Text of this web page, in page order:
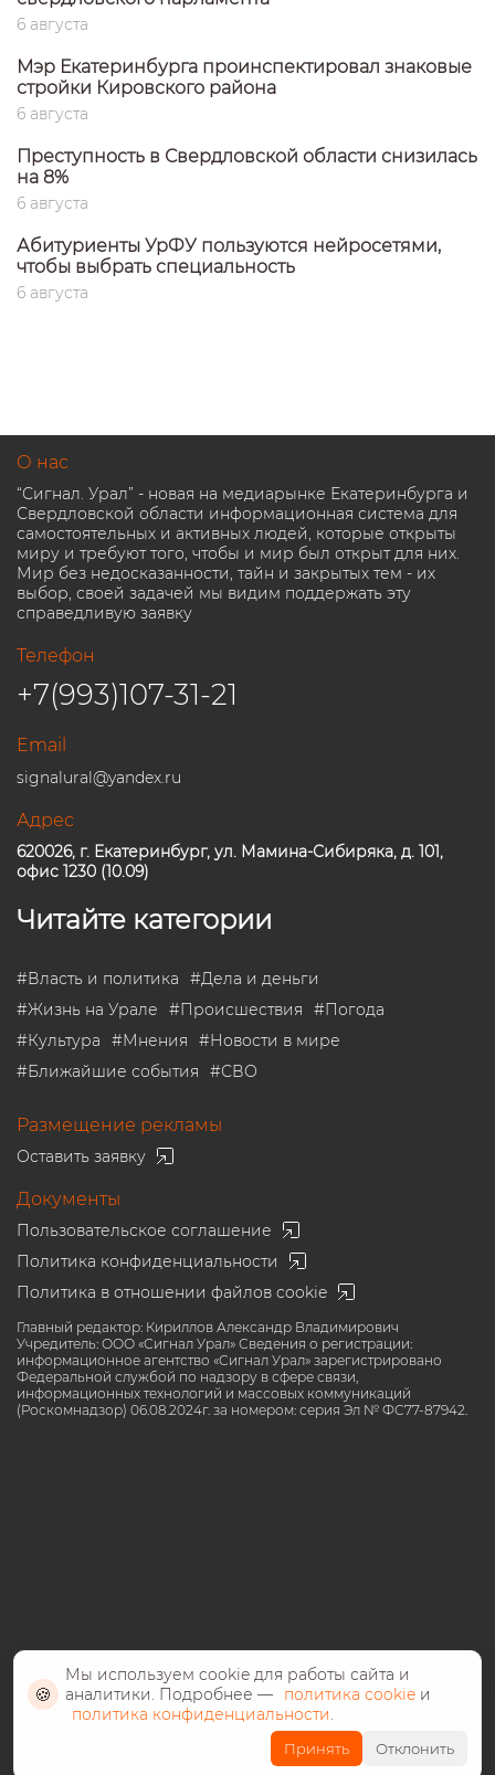
6 августа
Мэр Екатеринбурга проинспектировал знаковые
стройки Кировского района
6 августа
Преступность в Свердловской области снизилась
на 8%
6 августа
Абитуриенты УрФУ пользуются нейросетями,
чтобы выбрать специальность
6 августа
О нас
“Сигнал. Урал” - новая на медиарынке Екатеринбурга и
Свердловской области информационная система для
самостоятельных и активных людей, которые открыты
миру и требуют того, чтобы и мир был открыт для них.
Мир без недосказанности, тайн и закрытых тем - их
выбор, своей задачей мы видим поддержать эту
справедливую заявку
Телефон
+7(993)107-31-21
Email
signalural@yandex.ru
Адрес
620026, г. Екатеринбург, ул. Мамина-Сибиряка, д. 101,
офис 1230 (10.09)
Читайте категории
#Власть и политика #Дела и деньги
#Жизнь на Урале #Происшествия #Погода
#Культура #Мнения #Новости в мире
#Ближайшие события #СВО
Размещение рекламы
Оставить заявку
Документы
Пользовательское соглашение
Политика конфиденциальности
Политика в отношении файлов cookie
Главный редактор: Кириллов Александр Владимирович
Учредитель: ООО «Сигнал Урал» Сведения о регистрации:
информационное агентство «Сигнал Урал» зарегистрировано
Федеральной службой по надзору в сфере связи,
информационных технологий и массовых коммуникаций
(Роскомнадзор) 06.08.2024г. за номером: серия Эл № ФС77-87942.
©️ СМИ «Сигнал Урал» все права защищены 2024, 18+ возрастное
ограничение
🍪
Мы используем cookie для работы сайта и
аналитики. Подробнее —
политика cookie и
политика конфиденциальности.
Принять Отклонить